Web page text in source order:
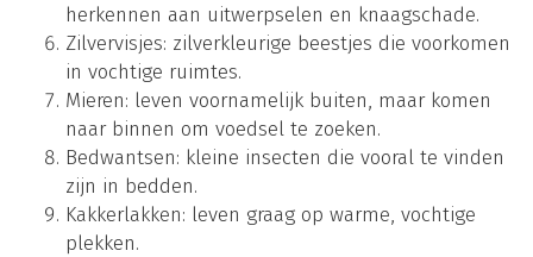
herkennen aan uitwerpselen en knaagschade.
Zilvervisjes: zilverkleurige beestjes die voorkomen
in vochtige ruimtes.
Mieren: leven voornamelijk buiten, maar komen
naar binnen om voedsel te zoeken.
Bedwantsen: kleine insecten die vooral te vinden
zijn in bedden.
Kakkerlakken: leven graag op warme, vochtige
plekken.